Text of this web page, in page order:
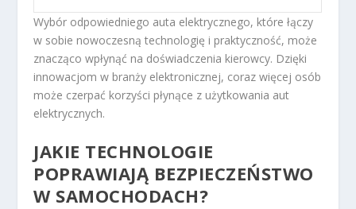
Wybór odpowiedniego auta elektrycznego, które łączy
w sobie nowoczesną technologię i praktyczność, może
znacząco wpłynąć na doświadczenia kierowcy. Dzięki
innowacjom w branży elektronicznej, coraz więcej osób
może czerpać korzyści płynące z użytkowania aut
elektrycznych.
JAKIE TECHNOLOGIE
POPRAWIAJĄ BEZPIECZEŃSTWO
W SAMOCHODACH?